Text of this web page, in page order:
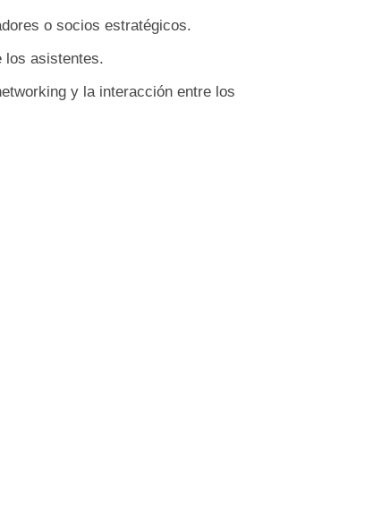
o socios estratégicos.
los asistentes.
y la interacción entre los